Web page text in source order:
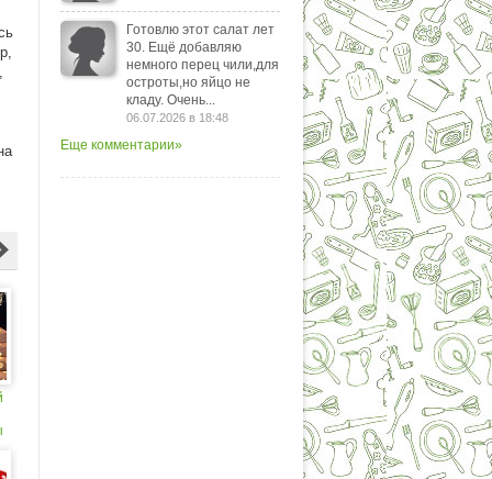
Готовлю этот салат лет
30. Ещё добавляю
немного перец чили,для
остроты,но яйцо не
кладу. Очень...
06.07.2026 в 18:48
Еще комментарии»